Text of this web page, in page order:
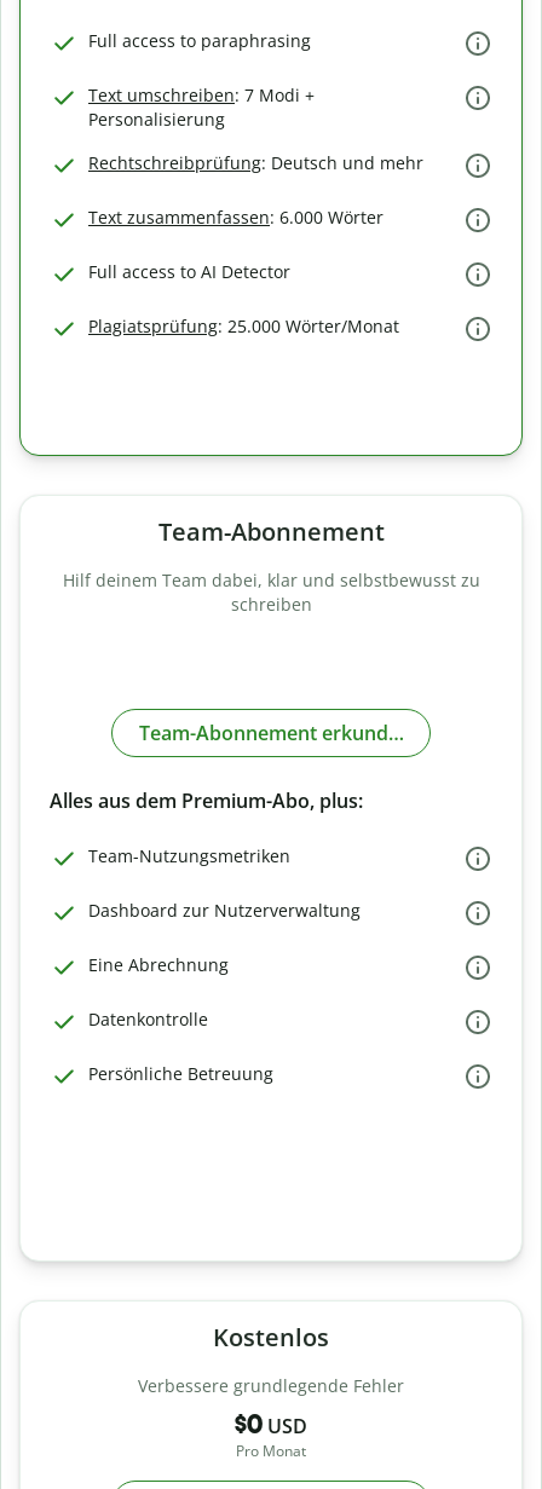
Full access to paraphrasing
Text umschreiben: 7 Modi +
Personalisierung
Rechtschreibprüfung: Deutsch und mehr
Text zusammenfassen: 6.000 Wörter
Full access to AI Detector
Plagiatsprüfung: 25.000 Wörter/Monat
Team-Abonnement
Hilf deinem Team dabei, klar und selbstbewusst zu
schreiben
Team-Abonnement erkunden
Alles aus dem Premium-Abo, plus:
Team-Nutzungsmetriken
Dashboard zur Nutzerverwaltung
Eine Abrechnung
Datenkontrolle
Persönliche Betreuung
Kostenlos
Verbessere grundlegende Fehler
$0 USD
Pro Monat